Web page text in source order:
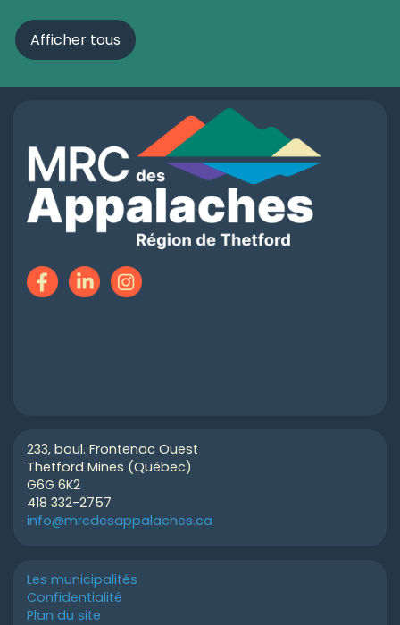
Afficher tous
233, boul. Frontenac Ouest
Thetford Mines (Québec)
G6G 6K2
418 332-2757
info@mrcdesappalaches.ca
Les municipalités
Confidentialité
Plan du site